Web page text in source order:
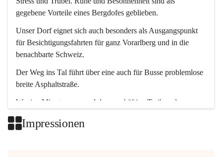
gegebene Vorteile eines Bergdofes geblieben.
Unser Dorf eignet sich auch besonders als Ausgangspunkt
für Besichtigungsfahrten für ganz Vorarlberg und in die
benachbarte Schweiz.
Der Weg ins Tal führt über eine auch für Busse problemlose
breite Asphaltstraße.
Wenige Minuten nur, und das geschäftige Treiben der
Impressionen